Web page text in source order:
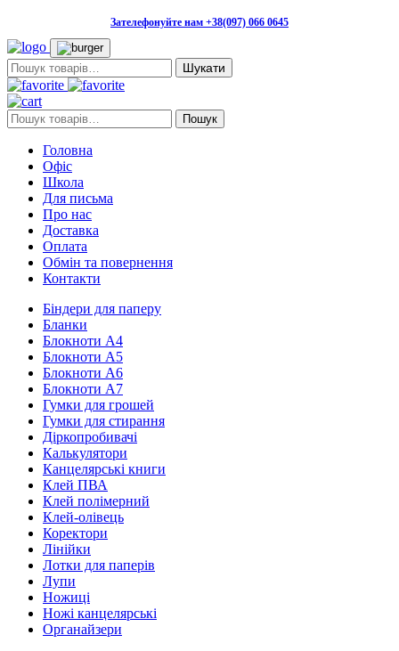
Зателефонуйте нам +38(097) 066 0645
Пошук:
Пошук: Пошук
Головна
Офіс
Школа
Для письма
Про нас
Доставка
Оплата
Обмін та повернення
Контакти
Біндери для паперу
Бланки
Блокноти А4
Блокноти А5
Блокноти А6
Блокноти А7
Гумки для грошей
Гумки для стирання
Діркопробивачі
Калькулятори
Канцелярські книги
Клей ПВА
Клей полімерний
Клей-олівець
Коректори
Лінійки
Лотки для паперів
Лупи
Ножиці
Ножі канцелярські
Органайзери